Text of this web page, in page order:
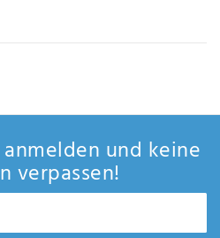
und keine
verpassen!